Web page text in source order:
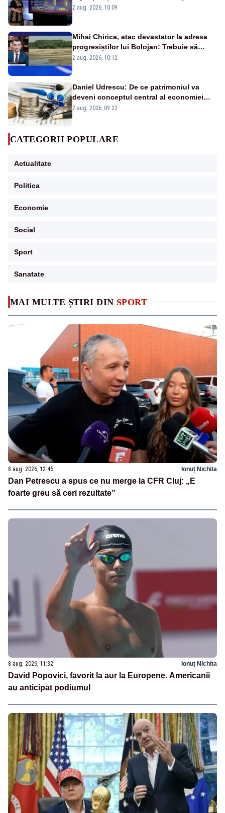
MAI MULTE ȘTIRI DIN SPORT
8 aug. 2026, 12:46 Ionuț Nichita
Dan Petrescu a spus ce nu merge la CFR Cluj: „E
foarte greu să ceri rezultate”
8 aug. 2026, 11:32 Ionuț Nichita
David Popovici, favorit la aur la Europene. Americanii
au anticipat podiumul
pierdute de fiecare român
2 aug. 2026, 10:09
Mihai Chirica, atac devastator la adresa
progresiștilor lui Bolojan: Trebuie să
protejăm și natura, dar nu șținem omaneii
2 aug. 2026, 10:12
Daniel Udrescu: De ce patrimoniul va
deveni conceptul central al economiei
viitoare?
2 aug. 2026, 09:22
CATEGORII POPULARE
Actualitate
Politica
Economie
Social
Sport
Sanatate